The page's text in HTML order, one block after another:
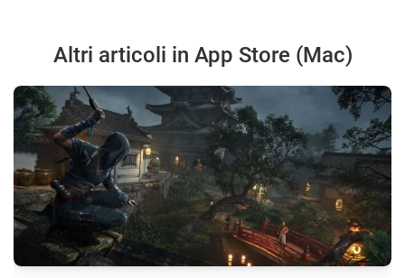
Altri articoli in App Store (Mac)